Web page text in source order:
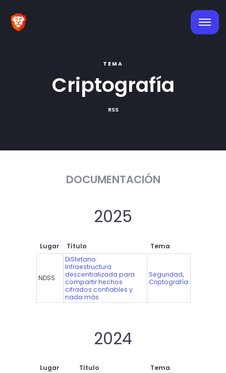
TEMA
Criptografía
RSS
DOCUMENTACIÓN
2025
Lugar Título Tema
NDSS
DiStefano:
Infraestructura
descentralizada para
compartir hechos
cifrados confiables y
nada más
Seguridad,
Criptografía
2024
Lugar Título Tema